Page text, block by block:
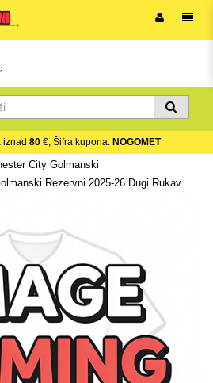
iznad 80 €, Šifra kupona: NOGOMET
City Golmanski
Rezervni 2025-26 Dugi Rukav